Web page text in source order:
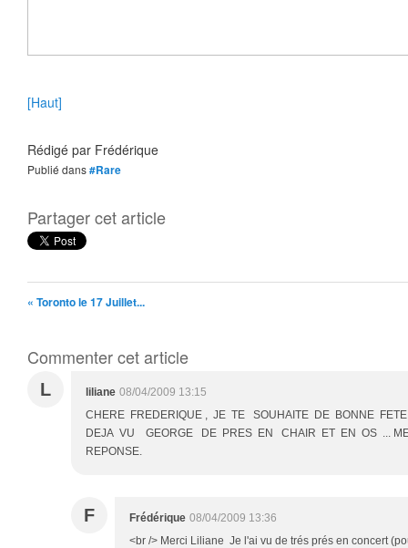
[Haut]
Rédigé par Frédérique
Publié dans#Rare
Partager cet article
« Toronto le 17 Juillet...
Commenter cet article
L liliane 08/04/2009 13:15
CHERE FREDERIQUE , JE TE SOUHAITE DE BONNE
DEJA VU GEORGE DE PRES EN CHAIR ET EN OS ...
REPONSE.
F Frédérique 08/04/2009 13:36
<br /> Merci Liliane Je l'ai vu de trés prés en concert